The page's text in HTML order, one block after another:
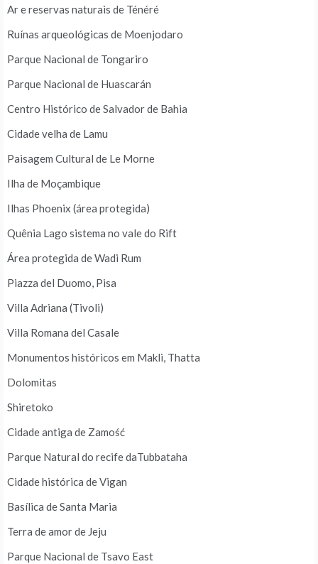
Ar e reservas naturais de Ténéré
Ruínas arqueológicas de Moenjodaro
Parque Nacional de Tongariro
Parque Nacional de Huascarán
Centro Histórico de Salvador de Bahia
Cidade velha de Lamu
Paisagem Cultural de Le Morne
Ilha de Moçambique
Ilhas Phoenix (área protegida)
Quênia Lago sistema no vale do Rift
Área protegida de Wadi Rum
Piazza del Duomo, Pisa
Villa Adriana (Tivoli)
Villa Romana del Casale
Monumentos históricos em Makli, Thatta
Dolomitas
Shiretoko
Cidade antiga de Zamość
Parque Natural do recife daTubbataha
Cidade histórica de Vigan
Basílica de Santa Maria
Terra de amor de Jeju
Parque Nacional de Tsavo East